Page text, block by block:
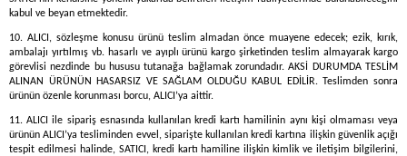
kabul ve beyan etmektedir.
10. ALICI, sözleşme konusu ürünü teslim almadan önce muayene edecek; ezik, kırık,
ambalajı yırtılmış vb. hasarlı ve ayıplı ürünü kargo şirketinden teslim almayarak kargo
görevlisi nezdinde bu hususu tutanağa bağlamak zorundadır. AKSİ DURUMDA TESLİM
ALINAN ÜRÜNÜN HASARSIZ VE SAĞLAM OLDUĞU KABUL EDİLİR. Teslimden sonra
ürünün özenle korunması borcu, ALICI’ya aittir.
11. ALICI ile sipariş esnasında kullanılan kredi kartı hamilinin aynı kişi olmaması veya
ürünün ALICI’ya tesliminden evvel, siparişte kullanılan kredi kartına ilişkin güvenlik açığı
tespit edilmesi halinde, SATICI, kredi kartı hamiline ilişkin kimlik ve iletişim bilgilerini,